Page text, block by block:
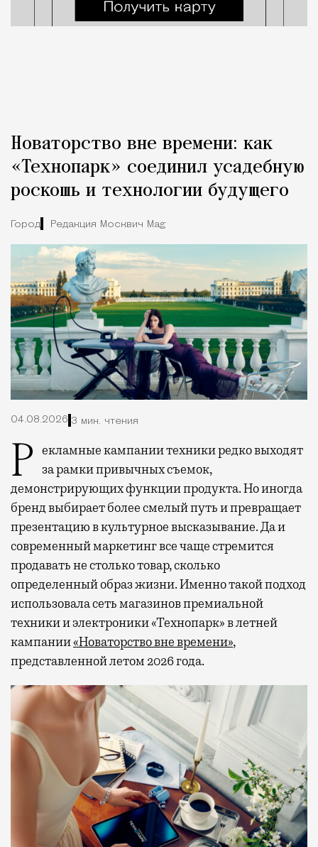
Новаторство вне времени: как
«Технопарк» соединил усадебную
роскошь и технологии будущего
Город Редакция Москвич Mag
04.08.2026 3 мин. чтения
Рекламные кампании техники редко выходят
за рамки привычных съемок,
демонстрирующих функции продукта. Но иногда
бренд выбирает более смелый путь и превращает
презентацию в культурное высказывание. Да и
современный маркетинг все чаще стремится
продавать не столько товар, сколько
определенный образ жизни. Именно такой подход
использовала сеть магазинов премиальной
техники и электроники «Технопарк» в летней
кампании«Новаторство вне времени»,
представленной летом 2026 года.